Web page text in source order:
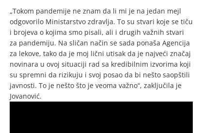
„Tokom pandemije ne znam da li mi je na jedan mejl
odgovorilo Ministarstvo zdravlja. To su stvari koje se tiču
i brojeva o kojima smo pisali, ali i drugih važnih stvari
za pandemiju. Na sličan način se sada ponaša Agencija
za lekove, tako da je moj lični utisak da je najveći značaj
novinara u ovoj situaciji rad sa kredibilnim izvorima koji
su spremni da rizikuju i svoj posao da bi nešto saopštili
javnosti. To je nešto što je veoma važno“, zaključila je
Jovanović.